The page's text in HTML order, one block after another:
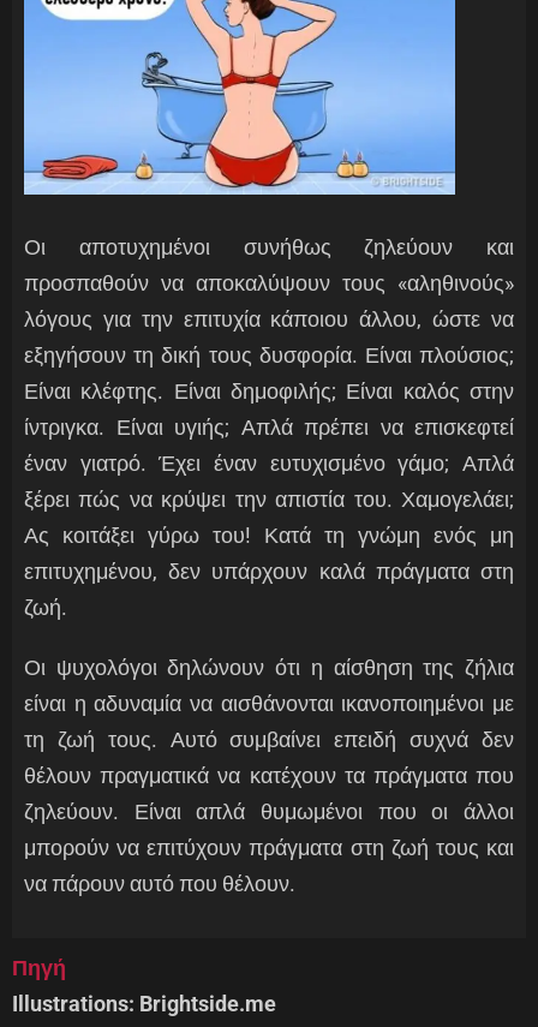
Οι αποτυχημένοι συνήθως ζηλεύουν και
προσπαθούν να αποκαλύψουν τους «αληθινούς»
λόγους για την επιτυχία κάποιου άλλου, ώστε να
εξηγήσουν τη δική τους δυσφορία. Είναι πλούσιος;
Είναι κλέφτης. Είναι δημοφιλής; Είναι καλός στην
ίντριγκα. Είναι υγιής; Απλά πρέπει να επισκεφτεί
έναν γιατρό. Έχει έναν ευτυχισμένο γάμο; Απλά
ξέρει πώς να κρύψει την απιστία του. Χαμογελάει;
Ας κοιτάξει γύρω του! Κατά τη γνώμη ενός μη
επιτυχημένου, δεν υπάρχουν καλά πράγματα στη
ζωή.
Οι ψυχολόγοι δηλώνουν ότι η αίσθηση της ζήλια
είναι η αδυναμία να αισθάνονται ικανοποιημένοι με
τη ζωή τους. Αυτό συμβαίνει επειδή συχνά δεν
θέλουν πραγματικά να κατέχουν τα πράγματα που
ζηλεύουν. Είναι απλά θυμωμένοι που οι άλλοι
μπορούν να επιτύχουν πράγματα στη ζωή τους και
να πάρουν αυτό που θέλουν.
Πηγή
Illustrations: Brightside.me